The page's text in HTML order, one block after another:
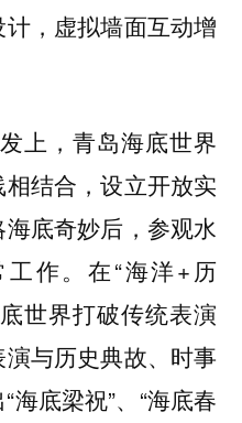
，虚拟墙面互动增
上，青岛海底世界
结合，设立开放实
底奇妙后，参观水
作。在“海洋+历
世界打破传统表演
与历史典故、时事
海底梁祝”、“海底春